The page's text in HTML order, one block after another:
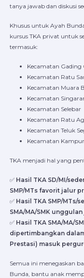
tanya jawab dan diskusi
Khusus untuk Ayah
kursus TKA privat untuk
termasuk:
Kecamatan Gading
Kecamatan Ratu
Kecamatan Muara
Kecamatan
Kecamatan Selebar
Kecamatan Ratu
Kecamatan Teluk
Kecamatan
TKA menjadi hal yang
✅ Hasil TKA SD/MI/
SMP/MTs favorit jalur
✅ Hasil TKA SMP/MTs/
SMA/MA/SMK
✅ Hasil TKA SMA/MA/
dipertimbangkan
Prestasi) masuk
Semua ini menegaskan
Bunda, bantu anak